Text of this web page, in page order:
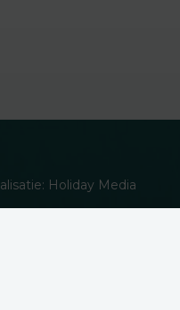
Holiday Media